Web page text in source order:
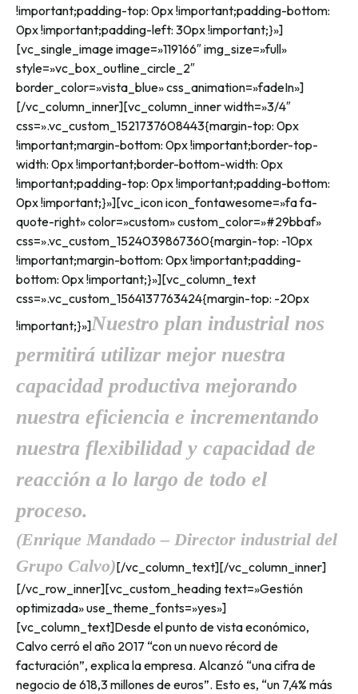
!important;padding-top: 0px !important;padding-bottom:
0px !important;padding-left: 30px !important;}»]
[vc_single_image image=»119166″ img_size=»full»
style=»vc_box_outline_circle_2″
border_color=»vista_blue» css_animation=»fadeIn»]
[/vc_column_inner][vc_column_inner width=»3/4″
css=».vc_custom_1521737608443{margin-top: 0px
!important;margin-bottom: 0px !important;border-top-
width: 0px !important;border-bottom-width: 0px
!important;padding-top: 0px !important;padding-bottom:
0px !important;}»][vc_icon icon_fontawesome=»fa fa-
quote-right» color=»custom» custom_color=»#29bbaf»
css=».vc_custom_1524039867360{margin-top: -10px
!important;margin-bottom: 0px !important;padding-
bottom: 0px !important;}»][vc_column_text
css=».vc_custom_1564137763424{margin-top: -20px
!important;}»]Nuestro plan industrial nos
permitirá utilizar mejor nuestra
capacidad productiva mejorando
nuestra eficiencia e incrementando
nuestra flexibilidad y capacidad de
reacción a lo largo de todo el
proceso.
(Enrique Mandado – Director industrial del
Grupo Calvo)[/vc_column_text][/vc_column_inner]
[/vc_row_inner][vc_custom_heading text=»Gestión
optimizada» use_theme_fonts=»yes»]
[vc_column_text]Desde el punto de vista económico,
Calvo cerró el año 2017 “con un nuevo récord de
facturación”, explica la empresa. Alcanzó “una cifra de
negocio de 618,3 millones de euros”. Esto es, “un 7,4% más